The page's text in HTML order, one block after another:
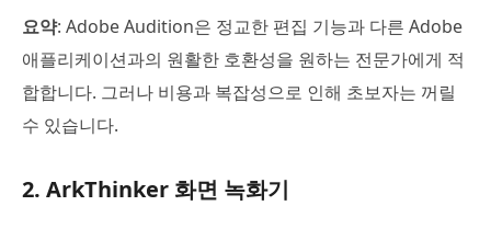
요약: Adobe Audition은 정교한 편집 기능과 다른 Adobe
애플리케이션과의 원활한 호환성을 원하는 전문가에게 적
합합니다. 그러나 비용과 복잡성으로 인해 초보자는 꺼릴
수 있습니다.
2. ArkThinker 화면 녹화기